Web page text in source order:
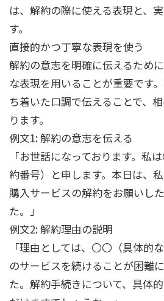
は、解約の際に使える表現と、
す。
直接的かつ丁寧な表現を使う
解約の意志を明確に伝えるため
な表現を用いることが重要です
ち着いた口調で伝えることで、
ります。
例文1: 解約の意志を伝える
「お世話になっております。私
約番号）と申します。本日は、
購入サービスの解約をお願いし
た。」
例文2: 解約理由の説明
「理由としては、〇〇（具体的
のサービスを続けることが困難
た。解約手続きについて、具体